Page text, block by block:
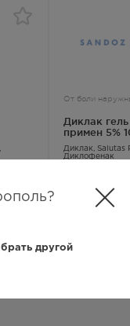
другой
От боли
Диклак
примен 5%
Диклак , Salutas
Диклофенак
478.00 Р